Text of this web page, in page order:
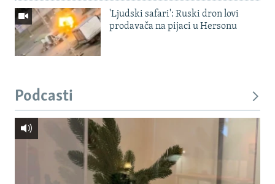
'Ljudski safari': Ruski dron lovi
prodavača na pijaci u Hersonu
Podcasti